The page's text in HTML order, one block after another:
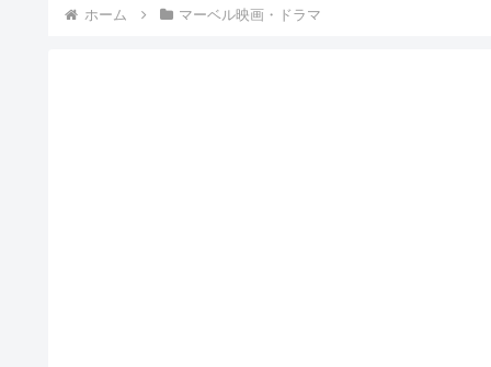
ホーム マーベル映画・ドラマ